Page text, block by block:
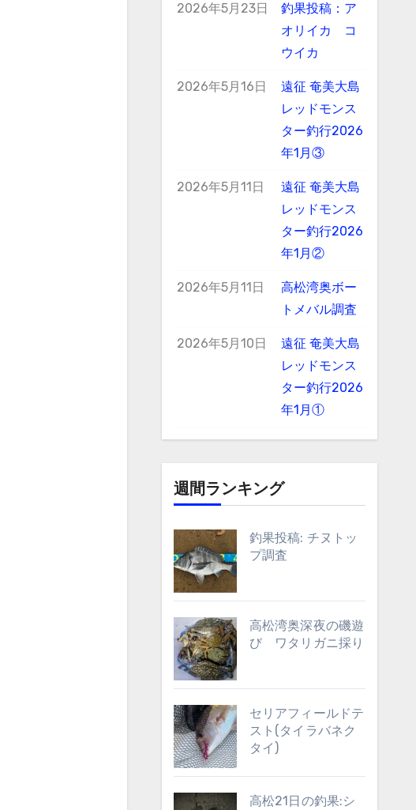
2026年5月23日
釣果投稿：ア
オリイカ コ
ウイカ
2026年5月16日
遠征 奄美大島
レッドモンス
ター釣行2026
年1月③
2026年5月11日
遠征 奄美大島
レッドモンス
ター釣行2026
年1月②
2026年5月11日
高松湾奥ボー
トメバル調査
2026年5月10日
遠征 奄美大島
レッドモンス
ター釣行2026
年1月①
週間ランキング
釣果投稿: チヌトッ
プ調査
高松湾奥深夜の磯遊
び ワタリガニ採り
セリアフィールドテ
スト(タイラバネク
タイ)
高松21日の釣果:シ